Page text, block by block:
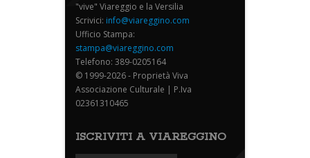
"vive" Viareggio e la Versilia
Scrivici: info@viareggino.com
Ufficio Stampa:
stampa@viareggino.com
Telefono: 389-0205164
© 1999-2026 - Proprietà Viva
Associazione Culturale | P.Iva
02361310465
ISCRIVITI A VIAREGGINO